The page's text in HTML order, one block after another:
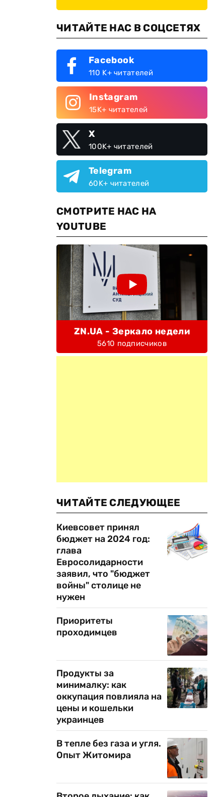
ЧИТАЙТЕ НАС В СОЦСЕТЯХ
Facebook
110 K+ читателей
Instagram
15K+ читателей
X
100K+ читателей
Telegram
60K+ читателей
СМОТРИТЕ НАС НА
YOUTUBE
ZN.UA - Зеркало недели
5610 подписчиков
ЧИТАЙТЕ СЛЕДУЮЩЕЕ
Киевсовет принял
бюджет на 2024 год:
глава
Евросолидарности
заявил, что "бюджет
войны" столице не
нужен
Приоритеты
проходимцев
Продукты за
минималку: как
оккупация повлияла на
цены и кошельки
украинцев
В тепле без газа и угля.
Опыт Житомира